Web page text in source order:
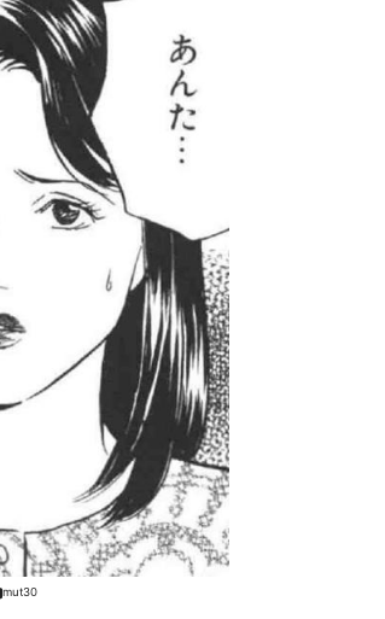
mut30